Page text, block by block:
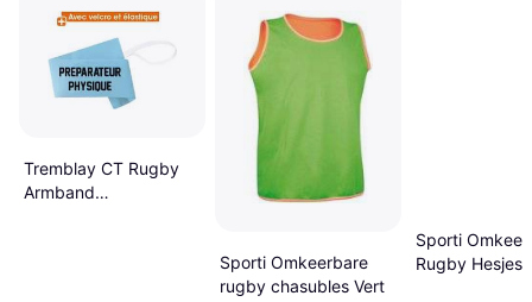
Tremblay CT Rugby
Armband
Sporti Omkeerbare
rugby chasubles Vert
Sporti
Rugby Hesjes